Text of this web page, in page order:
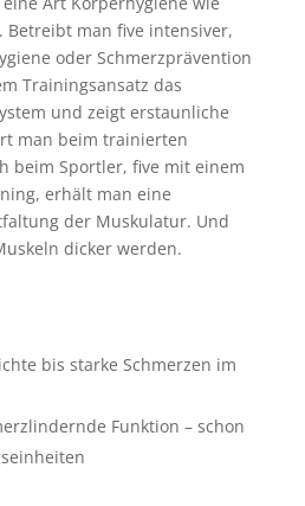
Betreibt man five intensiver,
oder Schmerzprävention
Trainingsansatz das
und zeigt erstaunliche
man beim trainierten
beim Sportler, five mit einem
erhält man eine
der Muskulatur. Und
dicker werden.
bis starke Schmerzen im
Funktion – schon